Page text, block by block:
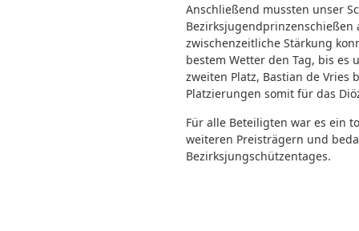
Anschließend mussten unser
zwischenzeitliche Stärkung
bestem Wetter den Tag, bis es
zweiten Platz, Bastian de
Platzierungen somit für das
Für alle Beteiligten war es ein
weiteren Preisträgern und
Bezirksjungschützentages.